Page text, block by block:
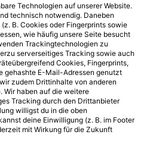
Technologien auf unserer Website.
technisch notwendig. Daneben
B. Cookies oder Fingerprints sowie
wie häufig unsere Seite besucht
Trackingtechnologien zu
serverseitiges Tracking sowie auch
Cookies, Fingerprints,
gehashte E-Mail-Adressen genutzt
zudem Drittinhalte von anderen
Wir haben auf die weitere
Tracking durch den Drittanbieter
willigst du in die oben
deine Einwilligung (z. B. im Footer
mit Wirkung für die Zukunft